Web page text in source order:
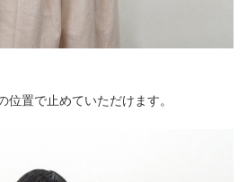
置で止めていただけます。